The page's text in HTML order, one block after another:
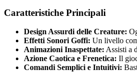
Caratteristiche Principali
Design Assurdi delle Creature:
Effetti Sonori Goffi: Un livello
Animazioni Inaspettate: Assisti a
Azione Caotica e Frenetica: Il
Comandi Semplici e Intuitivi: